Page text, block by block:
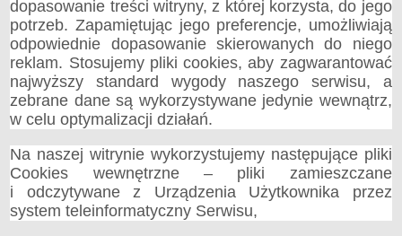
dopasowanie treści witryny, z której korzysta, do jego
potrzeb. Zapamiętując jego preferencje, umożliwiają
odpowiednie dopasowanie skierowanych do niego
reklam. Stosujemy pliki cookies, aby zagwarantować
najwyższy standard wygody naszego serwisu, a
zebrane dane są wykorzystywane jedynie wewnątrz,
w celu optymalizacji działań.
Na naszej witrynie wykorzystujemy następujące pliki
Cookies wewnętrzne – pliki zamieszczane
i odczytywane z Urządzenia Użytkownika przez
system teleinformatyczny Serwisu,